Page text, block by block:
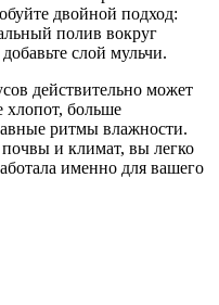
двойной подход:
полив вокруг
слой мульчи.
действительно может
хлопот, больше
ритмы влажности.
и климат, вы легко
именно для вашего